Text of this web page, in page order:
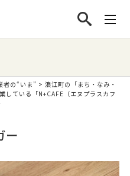
者の“いま” > 浪江町の「まち・なみ・
している「N+CAFE（エヌプラスカフ
ー